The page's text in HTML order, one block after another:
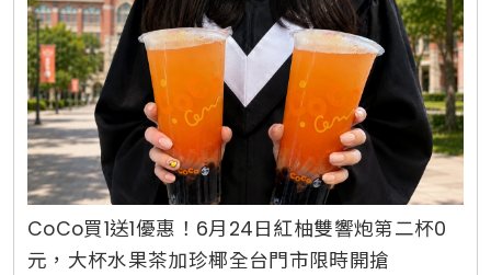
CoCo買1送1優惠！6月24日紅柚雙響炮第二杯0
元，大杯水果茶加珍椰全台門市限時開搶